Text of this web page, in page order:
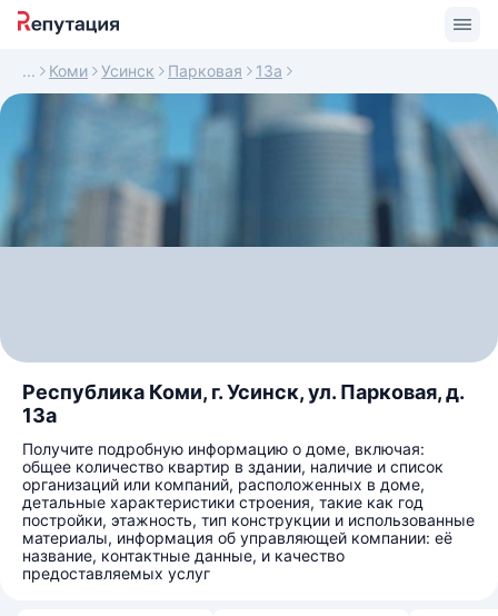
Коми Усинск Парковая 13а
Республика Коми, г. Усинск, ул. Парковая, д.
13а
Получите подробную информацию о доме, включая:
общее количество квартир в здании, наличие и список
организаций или компаний, расположенных в доме,
детальные характеристики строения, такие как год
постройки, этажность, тип конструкции и использованные
материалы, информация об управляющей компании: её
название, контактные данные, и качество
предоставляемых услуг